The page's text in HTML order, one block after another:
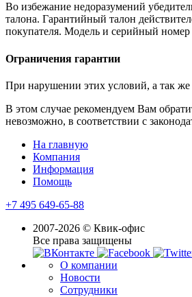
Во избежание недоразумений
талона. Гарантийный талон
покупателя. Модель и серийный номер
Ограничения гарантии
При нарушении этих условий, а так же
В этом случае рекомендуем Вам
невозможно, в соответствии с
На главную
Компания
Информация
Помощь
+7 495 649-65-88
2007-2026 © Квик-офис
Все права защищены
О компании
Новости
Сотрудники